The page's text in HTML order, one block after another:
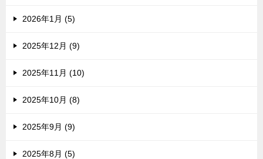
2026年1月 (5)
2025年12月 (9)
2025年11月 (10)
2025年10月 (8)
2025年9月 (9)
2025年8月 (5)